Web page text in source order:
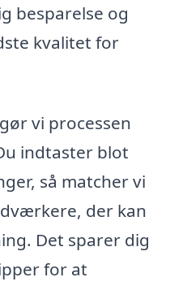
besparelse og
kvalitet for
vi processen
indtaster blot
så matcher vi
der kan
Det sparer dig
for at